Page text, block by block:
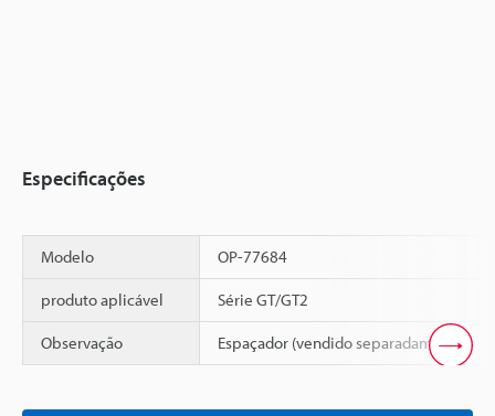
Especificações
Modelo OP-77684
produto aplicável Série GT/GT2
Observação Espaçador (vendido separadamente)